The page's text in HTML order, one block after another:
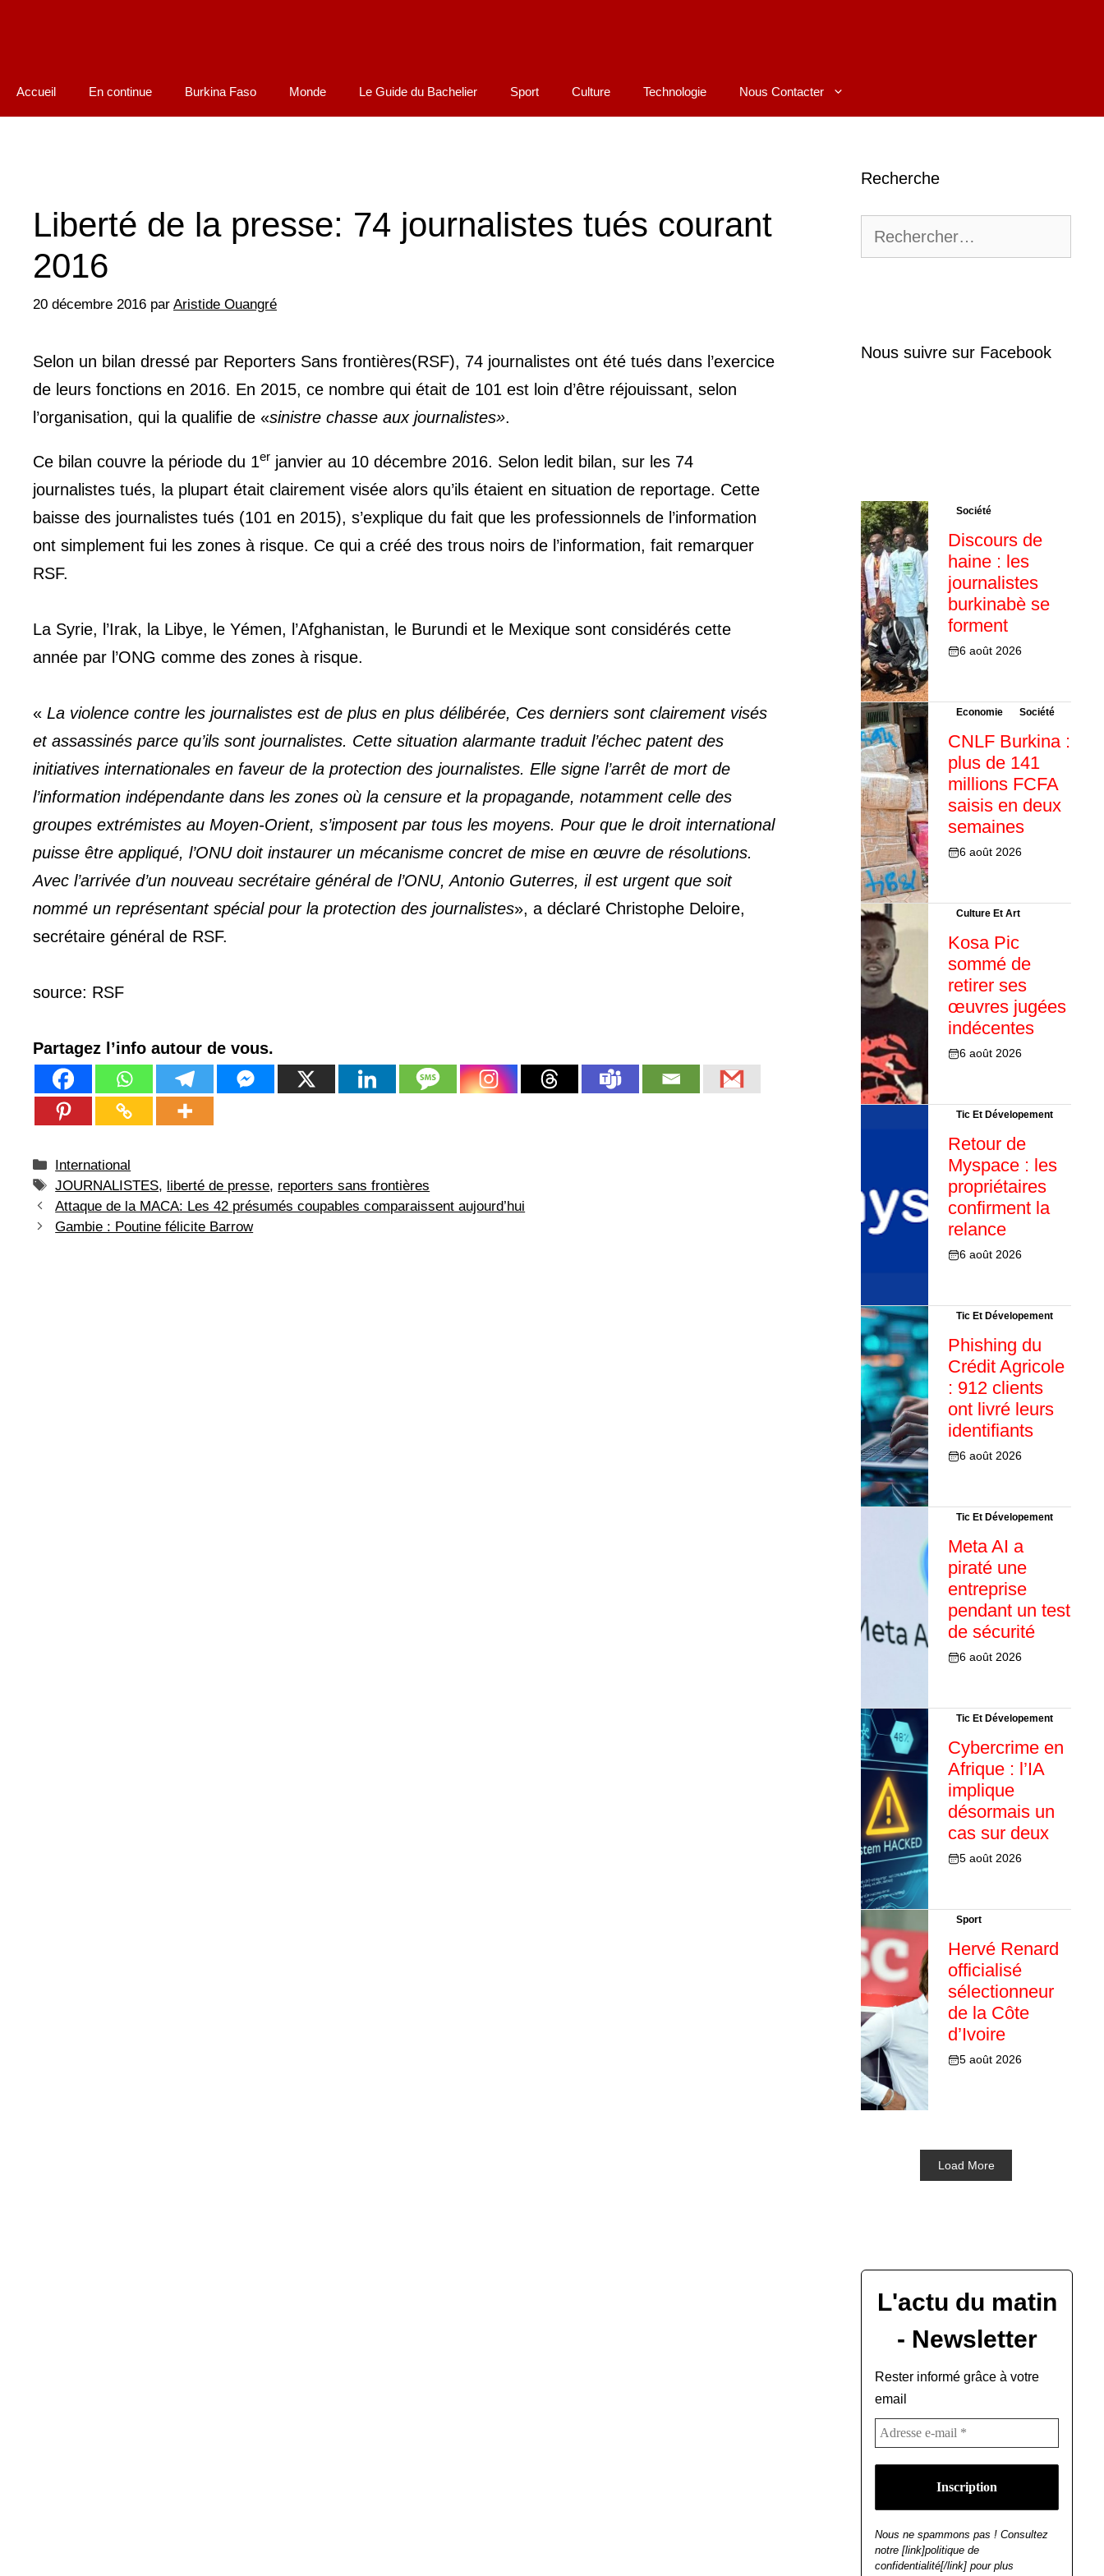
Accueil En continue Burkina Faso Monde Le Guide du Bachelier Sport Culture Technologie Nous Contacter
Liberté de la presse: 74 journalistes tués courant
2016
20 décembre 2016 par Aristide Ouangré
Selon un bilan dressé par Reporters Sans frontières(RSF), 74 journalistes ont été tués dans l’exercice
de leurs fonctions en 2016. En 2015, ce nombre qui était de 101 est loin d’être réjouissant, selon
l’organisation, qui la qualifie de «sinistre chasse aux journalistes».
Ce bilan couvre la période du 1er janvier au 10 décembre 2016. Selon ledit bilan, sur les 74
journalistes tués, la plupart était clairement visée alors qu’ils étaient en situation de reportage. Cette
baisse des journalistes tués (101 en 2015), s’explique du fait que les professionnels de l’information
ont simplement fui les zones à risque. Ce qui a créé des trous noirs de l’information, fait remarquer
RSF.
La Syrie, l’Irak, la Libye, le Yémen, l’Afghanistan, le Burundi et le Mexique sont considérés cette
année par l’ONG comme des zones à risque.
« La violence contre les journalistes est de plus en plus délibérée, Ces derniers sont clairement visés
et assassinés parce qu’ils sont journalistes. Cette situation alarmante traduit l’échec patent des
initiatives internationales en faveur de la protection des journalistes. Elle signe l’arrêt de mort de
l’information indépendante dans les zones où la censure et la propagande, notamment celle des
groupes extrémistes au Moyen-Orient, s’imposent par tous les moyens. Pour que le droit international
puisse être appliqué, l’ONU doit instaurer un mécanisme concret de mise en œuvre de résolutions.
Avec l’arrivée d’un nouveau secrétaire général de l’ONU, Antonio Guterres, il est urgent que soit
nommé un représentant spécial pour la protection des journalistes», a déclaré Christophe Deloire,
secrétaire général de RSF.
source: RSF
Partagez l’info autour de vous.
Catégories
International
Étiquettes
JOURNALISTES, liberté de presse, reporters sans frontières
Attaque de la MACA: Les 42 présumés coupables comparaissent aujourd’hui
Gambie : Poutine félicite Barrow
Recherche
Nous suivre sur Facebook
Société
Discours de
haine : les
journalistes
burkinabè se
forment
6 août 2026
Economie Société
CNLF Burkina :
plus de 141
millions FCFA
saisis en deux
semaines
6 août 2026
Culture Et Art
Kosa Pic
sommé de
retirer ses
œuvres jugées
indécentes
6 août 2026
Tic Et Dévelopement
Retour de
Myspace : les
propriétaires
confirment la
relance
6 août 2026
Tic Et Dévelopement
Phishing du
Crédit Agricole
: 912 clients
ont livré leurs
identifiants
6 août 2026
Tic Et Dévelopement
Meta AI a
piraté une
entreprise
pendant un test
de sécurité
6 août 2026
Tic Et Dévelopement
Cybercrime en
Afrique : l’IA
implique
désormais un
cas sur deux
5 août 2026
Sport
Hervé Renard
officialisé
sélectionneur
de la Côte
d’Ivoire
5 août 2026
Load More
L'actu du matin
- Newsletter
Rester informé grâce à votre
email
Nous ne spammons pas ! Consultez
notre [link]politique de
confidentialité[/link] pour plus